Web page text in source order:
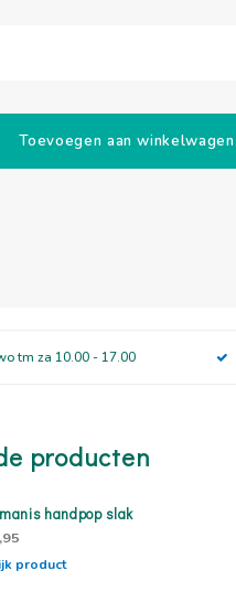
Toevoegen aan winkelwagen
tm za 10.00 - 17.00
producten
handpop slak
product